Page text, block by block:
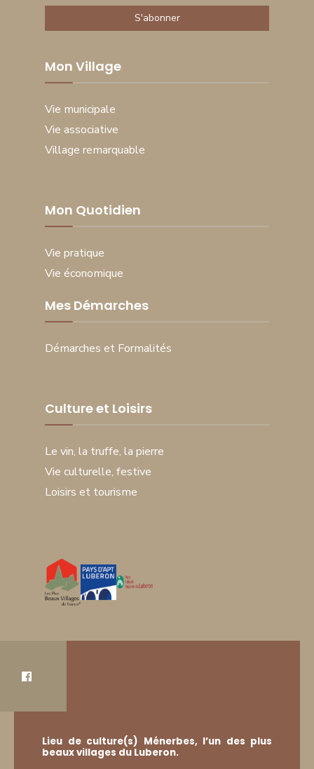
Mon Village
Vie municipale
Vie associative
Village remarquable
Mon Quotidien
Vie pratique
Vie économique
Mes Démarches
Démarches et Formalités
Culture et Loisirs
Le vin, la truffe, la pierre
Vie culturelle, festive
Loisirs et tourisme
Lieu de culture(s) Ménerbes, l’un des plus
beaux villages du Luberon.